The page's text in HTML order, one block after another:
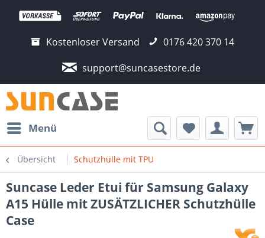
Kostenloser Versand
0176 420 370 14
support@suncasestore.de
Menü
Übersicht Schutzhülle mit TPU
Suncase Leder Etui für Samsung Galaxy
A15 Hülle mit ZUSÄTZLICHER Schutzhülle
Case